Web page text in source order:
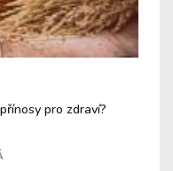
pro zdraví?